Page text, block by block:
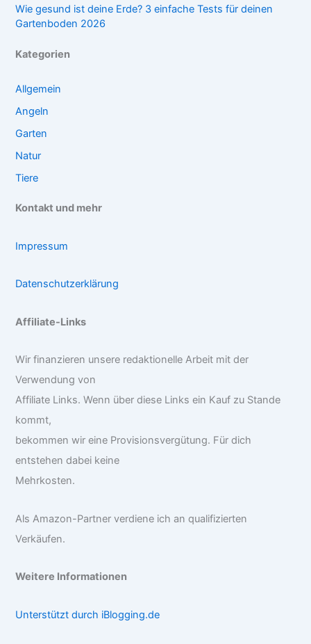
Wie gesund ist deine Erde? 3 einfache Tests für deinen
Gartenboden 2026
Kategorien
Allgemein
Angeln
Garten
Natur
Tiere
Kontakt und mehr
Impressum
Datenschutzerklärung
Affiliate-Links
Wir finanzieren unsere redaktionelle Arbeit mit der
Verwendung von
Affiliate Links. Wenn über diese Links ein Kauf zu Stande
kommt,
bekommen wir eine Provisionsvergütung. Für dich
entstehen dabei keine
Mehrkosten.
Als Amazon-Partner verdiene ich an qualifizierten
Verkäufen.
Weitere Informationen
Unterstützt durch iBlogging.de